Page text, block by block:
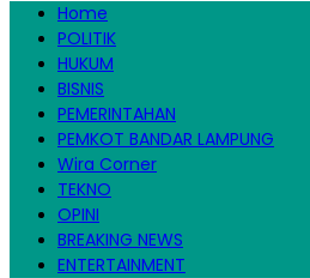
Home
POLITIK
HUKUM
BISNIS
PEMERINTAHAN
PEMKOT BANDAR LAMPUNG
Wira Corner
TEKNO
OPINI
BREAKING NEWS
ENTERTAINMENT